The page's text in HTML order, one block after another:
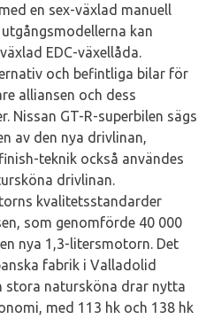
en sex-växlad manuell
kan
EDC-växellåda.
och befintliga bilar för
alliansen och dess
Nissan GT-R-superbilen sägs
av den nya drivlinan,
teknik också användes
drivlinan.
kvalitetsstandarder
som genomförde 40 000
nya 1,3-litersmotorn. Det
fabrik i Valladolid
stora natursköna drar nytta
med 113 hk och 138 hk